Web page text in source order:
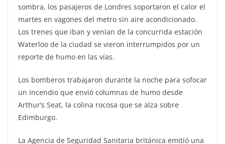
sombra, los pasajeros de Londres soportaron el calor el
martes en vagones del metro sin aire acondicionado.
Los trenes que iban y venían de la concurrida estación
Waterloo de la ciudad se vieron interrumpidos por un
reporte de humo en las vías.
Los bomberos trabajaron durante la noche para sofocar
un incendio que envió columnas de humo desde
Arthur’s Seat, la colina rocosa que se alza sobre
Edimburgo.
La Agencia de Seguridad Sanitaria británica emitió una